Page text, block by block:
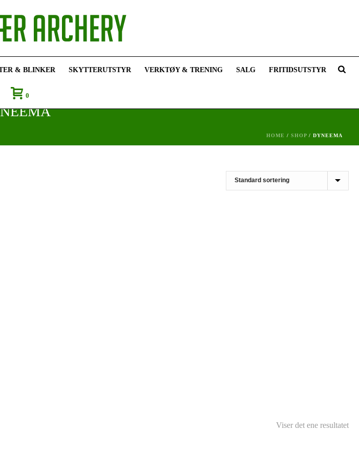
& BLINKER SKYTTERUTSTYR VERKTØY & TRENING SALG FRITIDSUTSTYR
0
HOME / SHOP / DYNEEMA
Viser det ene resultatet